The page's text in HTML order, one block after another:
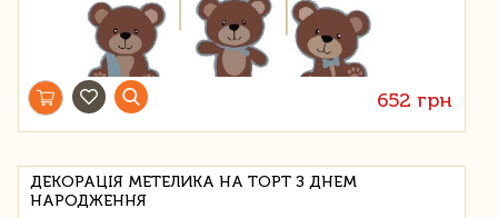
652 грн
ДЕКОРАЦІЯ МЕТЕЛИКА НА ТОРТ З ДНЕМ
НАРОДЖЕННЯ